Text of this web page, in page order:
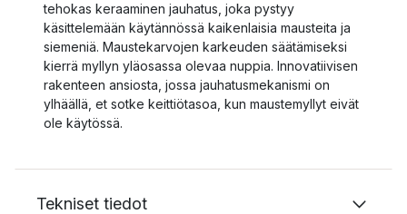
tehokas keraaminen jauhatus, joka pystyy
käsittelemään käytännössä kaikenlaisia mausteita ja
siemeniä. Maustekarvojen karkeuden säätämiseksi
kierrä myllyn yläosassa olevaa nuppia. Innovatiivisen
rakenteen ansiosta, jossa jauhatusmekanismi on
ylhäällä, et sotke keittiötasoa, kun maustemyllyt eivät
ole käytössä.
Tekniset tiedot